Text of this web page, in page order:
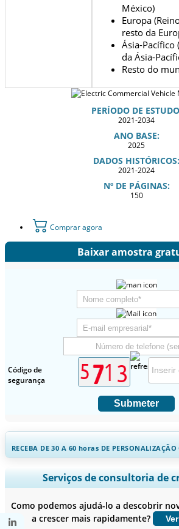
México)
Europa
resto da
Ásia-Pacífico
da Ásia-
Resto do
PERÍODO DE
2021-2034
ANO BASE:
2025
DADOS HISTÓRICOS:
2021-2024
Nº DE PÁGINAS:
150
Comprar agora
Baixar amostra
Código de
segurança
Submeter
RECEBA DE 30 A 60 horas DE
Ampliar a cobertura regional e por país,
Perfis de empresas, Benchmarking
Personalizar agora
Serviços de consultoria de
Como podemos ajudá-lo a descobrir
a crescer mais rapidamente?